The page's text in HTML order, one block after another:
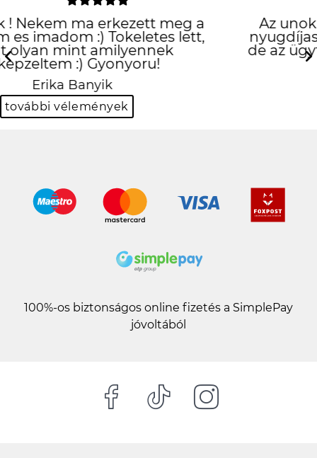
Az unokámnak rendeltem egy tokot,
nyugdíjas révén nem sok hozzáértéssel,
de az ügyfélszolgálatos hölgyek nagyon
kedvesek voltak.
Károlyné Nagy
Previous
további vélemények
100%-os biztonságos online fizetés a SimplePay
jóvoltából